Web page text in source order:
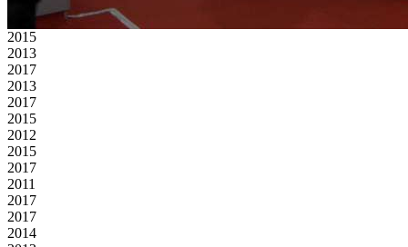
2015
2013
2017
2013
2017
2015
2012
2015
2017
2011
2017
2017
2014